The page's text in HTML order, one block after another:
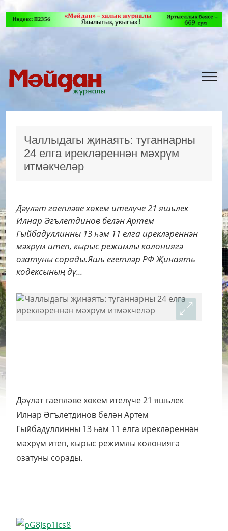
Чаллыдагы җинаять: туганнарны
24 елга ирекләреннән мәхрүм
итмәкчеләр
Дәүләт гаепләве хөкем ителүче 21 яшьлек
Илнар Әгълетдинов белән Артем
Гыйбадуллинны 13 һәм 11 елга ирекләреннән
мәхрүм итеп, кырыс режимлы колониягә
озатуны сорады.Яшь егетләр РФ Җинаять
кодексының дү...
Дәүләт гаепләве хөкем ителүче 21 яшьлек
Илнар Әгълетдинов белән Артем
Гыйбадуллинны 13 һәм 11 елга ирекләреннән
мәхрүм итеп, кырыс режимлы колониягә
озатуны сорады.